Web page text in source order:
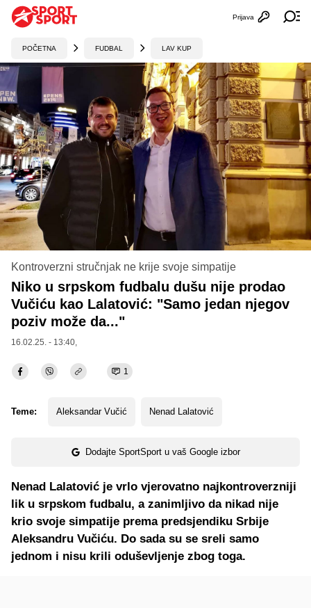
Otvori
Prijava
POČETNA FUDBAL LAV KUP
Kontroverzni stručnjak ne krije svoje simpatije
Niko u srpskom fudbalu dušu nije prodao
Vučiću kao Lalatović: "Samo jedan njegov
poziv može da..."
16.02.25. - 13:40,
1
Teme: Aleksandar Vučić Nenad Lalatović
Dodajte SportSport u vaš Google izbor
Nenad Lalatović je vrlo vjerovatno najkontroverzniji
lik u srpskom fudbalu, a zanimljivo da nikad nije
krio svoje simpatije prema predsjendiku Srbije
Aleksandru Vučiću. Do sada su se sreli samo
jednom i nisu krili oduševljenje zbog toga.